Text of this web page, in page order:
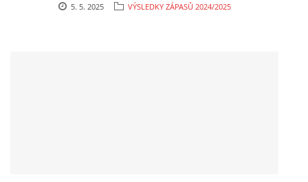
5. 5. 2025 VÝSLEDKY ZÁPASŮ 2024/2025